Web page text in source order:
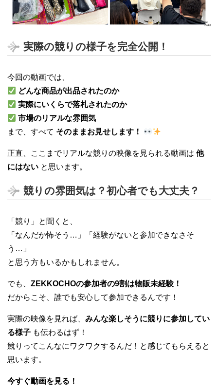
実際の競りの様子を完全公開！
今回の動画では、
どんな商品が出品されたのか
実際にいくらで落札されたのか
市場のリアルな雰囲気
まで、すべて そのままお見せします！
正直、ここまでリアルな競りの映像を見られる動画は 他
にはない と思います。
競りの雰囲気は？初心者でも大丈夫？
「競り」と聞くと、
「なんだか怖そう…」「経験がないと参加できなさそ
う…」
と思う方もいるかもしれません。
でも、 ZEKKOCHOの参加者の9割は物販未経験！
だからこそ、誰でも安心して参加できるんです！
実際の映像を見れば、 みんな楽しそうに競りに参加してい
る様子 も伝わるはず！
競りってこんなにワクワクするんだ！と感じてもらえると
思います。
今すぐ動画を見る！